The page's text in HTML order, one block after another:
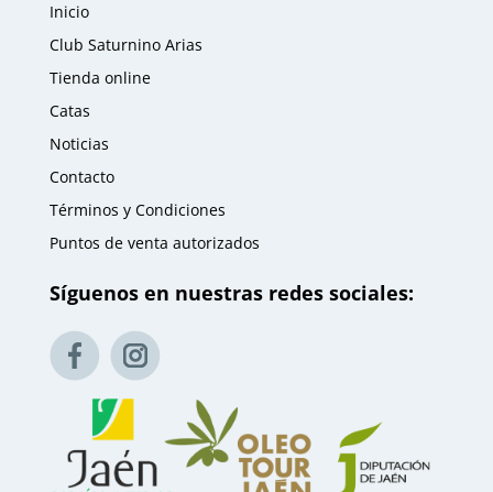
Inicio
Club Saturnino Arias
Tienda online
Catas
Noticias
Contacto
Términos y Condiciones
Puntos de venta autorizados
Síguenos en nuestras redes sociales: